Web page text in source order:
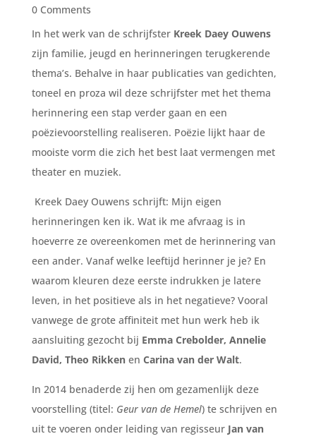
0 Comments
In het werk van de schrijfster Kreek Daey Ouwens
zijn familie, jeugd en herinneringen terugkerende
thema’s. Behalve in haar publicaties van gedichten,
toneel en proza wil deze schrijfster met het thema
herinnering een stap verder gaan en een
poëzievoorstelling realiseren. Poëzie lijkt haar de
mooiste vorm die zich het best laat vermengen met
theater en muziek.
Kreek Daey Ouwens schrijft: Mijn eigen
herinneringen ken ik. Wat ik me afvraag is in
hoeverre ze overeenkomen met de herinnering van
een ander. Vanaf welke leeftijd herinner je je? En
waarom kleuren deze eerste indrukken je latere
leven, in het positieve als in het negatieve? Vooral
vanwege de grote affiniteit met hun werk heb ik
aansluiting gezocht bij Emma Crebolder, Annelie
David, Theo Rikkenen Carina van der Walt.
In 2014 benaderde zij hen om gezamenlijk deze
voorstelling (titel: Geur van de Hemel) te schrijven en
uit te voeren onder leiding van regisseur Jan van